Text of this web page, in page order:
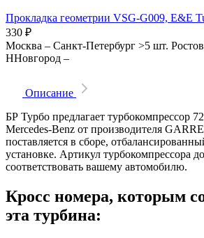
Прокладка геометрии VSG-G009, E&E
330 ₽
Москва – Санкт-Петербург >5 шт. Ростов
ННовгород –
Описание
БР Турбо предлагает турбокомпрессор
Mercedes-Benz от производителя
поставляется в сборе,
установке. Артикул турбокомпрессора
соответствовать вашему автомобилю.
Кросс номера, которым
эта турбина: